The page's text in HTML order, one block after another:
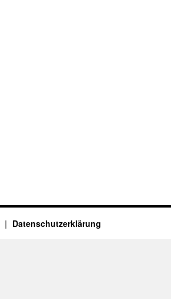
Datenschutz­erklärung